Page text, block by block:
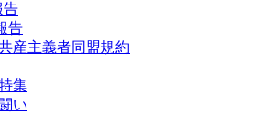
告
告
産主義者同盟規約
集
い